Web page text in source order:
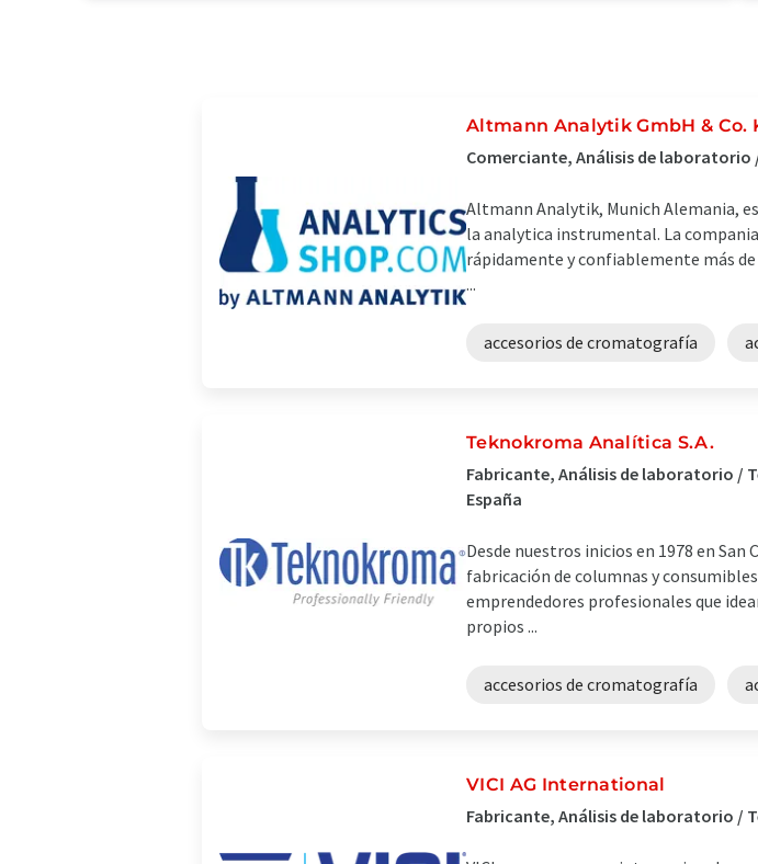
Altmann Analytik GmbH & Co.
Comerciante, Análisis de
Altmann Analytik, Munich Alemania,
la analytica instrumental. La
rápidamente y confiablemente más
...
accesorios de cromatografía
Teknokroma Analítica S.A.
Fabricante, Análisis de laboratorio /
España
Desde nuestros inicios en 1978 en
fabricación de columnas y
emprendedores profesionales que
propios ...
accesorios de cromatografía
VICI AG International
Fabricante, Análisis de laboratorio /